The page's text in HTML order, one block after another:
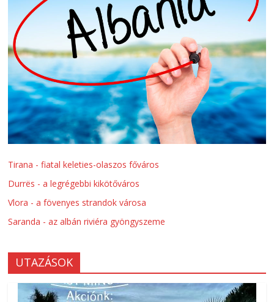
Tirana - fiatal keleties-olaszos főváros
Durrës - a legrégebbi kikötőváros
Vlora - a fövenyes strandok városa
Saranda - az albán riviéra gyöngyszeme
UTAZÁSOK